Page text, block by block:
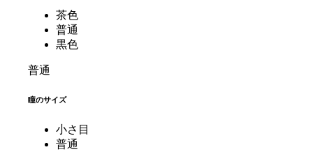
茶色
普通
黒色
普通
瞳のサイズ
小さ目
普通